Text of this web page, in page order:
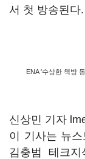
서 첫 방송된다.
ENA '수상한 책방
신상민 기자
이 기사는 뉴
김충범 테크지